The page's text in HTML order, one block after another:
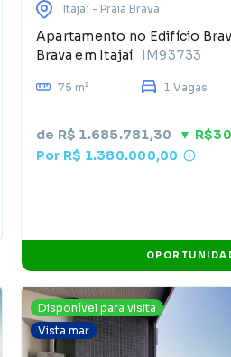
Itajaí - Praia Brava
Apartamento no Edifício
Brava em Itajaí
IM93733
75 m² 1 Vagas
de R$ 1.685.781,30
▼
Por R$ 1.380.000,00
Disponível para visita
Vista mar